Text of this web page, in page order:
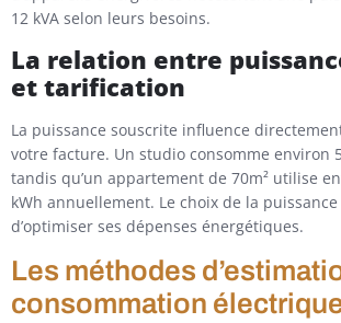
12 kVA selon leurs besoins.
La relation entre
et tarification
La puissance souscrite influence
votre facture. Un studio consomme environ
tandis qu’un appartement de 70m² utilise
kWh annuellement. Le choix de la
d’optimiser ses dépenses énergétiques.
Les méthodes
consommation